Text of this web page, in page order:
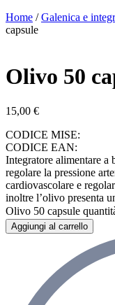
Home /Galenica e
capsule
Olivo 50
15,00 €
CODICE MISE:
CODICE EAN:
Integratore alimentare a
regolare la pressione
cardiovascolare e
inoltre l’olivo presenta
Olivo 50 capsule
Aggiungi al carrello